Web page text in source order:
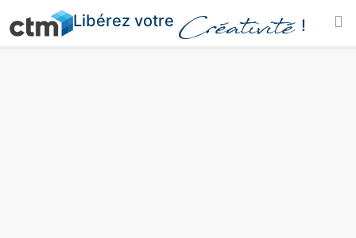
Libérez votre Créativité !